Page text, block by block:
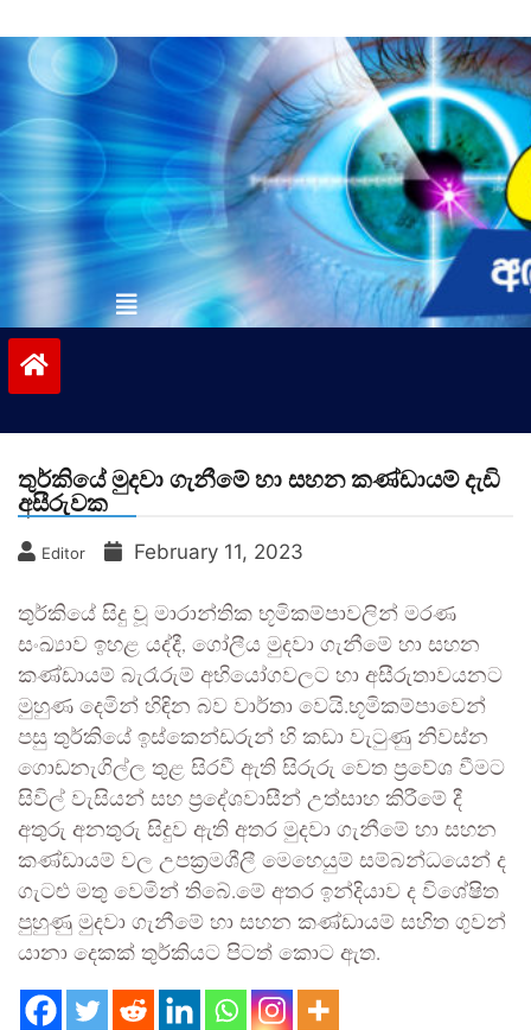
to
contentvinivida.lk
තුර්කියේ මුදවා ගැනීමේ හා සහන කණ්ඩායම් දැඩි
අසීරුවක
Editor February 11, 2023
තුර්කියේ සිදු වූ මාරාන්තික භූමිකම්පාවලින් මරණ
සංඛ්‍යාව ඉහළ යද්දී, ගෝලීය මුදවා ගැනීමේ හා සහන
කණ්ඩායම් බැරෑරුම් අභියෝගවලට හා අසීරුතාවයනට
මුහුණ දෙමින් හිඳින බව වාර්තා වෙයි.භූමිකම්පාවෙන්
පසු තුර්කියේ ඉස්කෙන්ඩරුන් හි කඩා වැටුණු නිවස්න
ගොඩනැගිල්ල තුළ සිරවී ඇති සිරුරු වෙත ප්‍රවේශ වීමට
සිවිල් වැසියන් සහ ප්‍රදේශවාසීන් උත්සාහ කිරීමේ දී
අතුරු අනතුරු සිදුව ඇති අතර මුදවා ගැනීමේ හා සහන
කණ්ඩායම් වල උපක්‍රමශීලී මෙහෙයුම් සම්බන්ධයෙන් ද
ගැටළු මතු වෙමින් තිබේ.මේ අතර ඉන්දියාව ද විශේෂිත
පුහුණු මුදවා ගැනීමේ හා සහන කණ්ඩායම් සහිත ගුවන්
යානා දෙකක් තුර්කියට පිටත් කොට ඇත.